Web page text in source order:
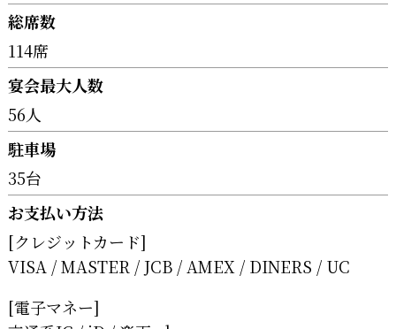
総席数
114席
宴会最大人数
56人
駐車場
35台
お支払い方法
[クレジットカード]
VISA
MASTER JCB AMEX DINERS
UC
[電子マネー]